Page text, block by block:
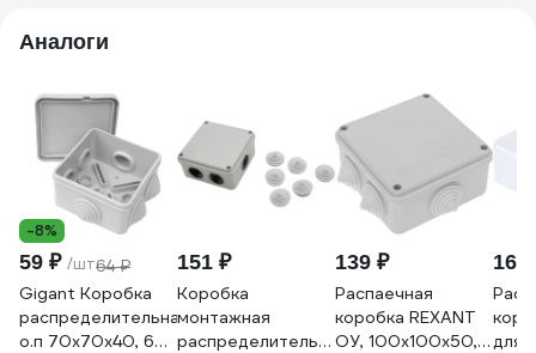
Аналоги
-8%
59 ₽ /шт64 ₽
Gigant Коробка
распределительная
о.п 70х70х40, 6
151 ₽
Коробка
монтажная
распределительная
139 ₽
Распаечная
коробка REXANT
ОУ, 100x100x50,
160
для